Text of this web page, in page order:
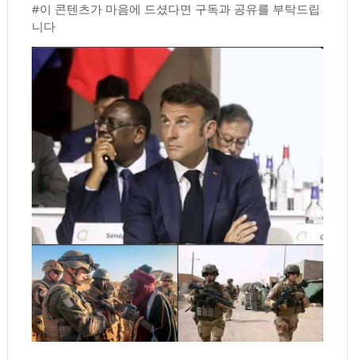
#이 콘텐츠가 마음에 드셨다면 구독과 공유를 부탁드립
니다